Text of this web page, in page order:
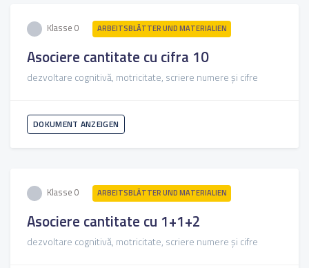
Klasse 0 ARBEITSBLÄTTER UND MATERIALIEN
Asociere cantitate cu cifra 10
dezvoltare cognitivă, motricitate, scriere numere și cifre
DOKUMENT ANZEIGEN
Klasse 0 ARBEITSBLÄTTER UND MATERIALIEN
Asociere cantitate cu 1+1+2
dezvoltare cognitivă, motricitate, scriere numere și cifre